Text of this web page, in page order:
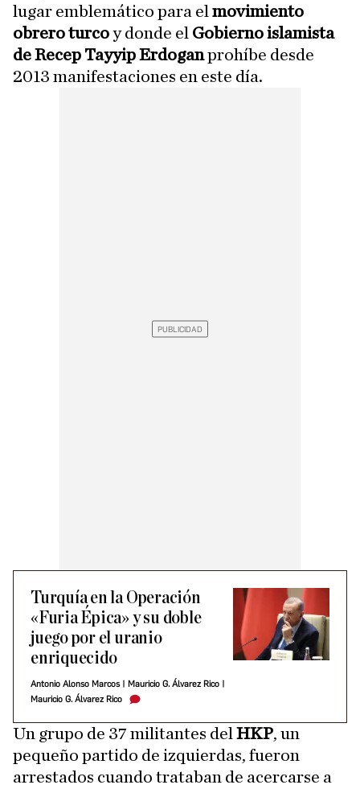
lugar emblemático para el movimiento
obrero turcoy donde el Gobierno islamista
de Recep Tayyip Erdoganprohíbe desde
2013 manifestaciones en este día.
Turquía en la Operación
«Furia Épica» y su doble
juego por el uranio
enriquecido
Antonio Alonso Marcos| Mauricio G. Álvarez Rico
Mauricio G. Álvarez Rico
Un grupo de 37 militantes del HKP, un
pequeño partido de izquierdas, fueron
arrestados cuando trataban de acercarse a